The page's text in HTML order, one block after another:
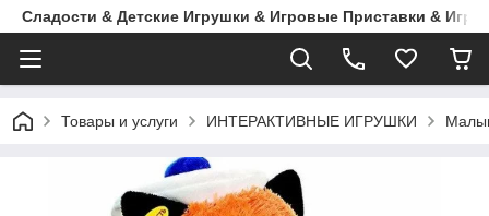
Сладости & Детские Игрушки & Игровые Приставки & Игры
Товары и услуги ИНТЕРАКТИВНЫЕ ИГРУШКИ